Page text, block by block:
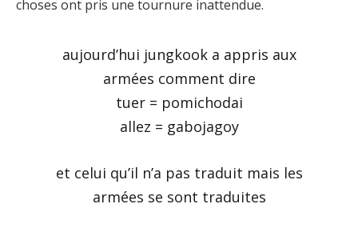
choses ont pris une tournure inattendue.
aujourd’hui jungkook a appris aux
armées comment dire
tuer = pomichodai
allez = gabojagoy
et celui qu’il n’a pas traduit mais les
armées se sont traduites